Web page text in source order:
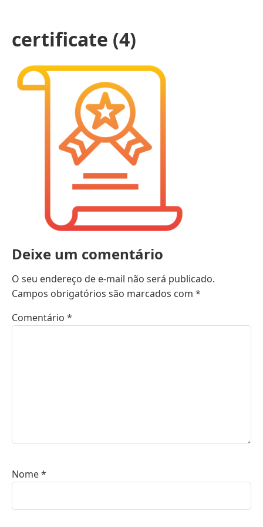
certificate (4)
Deixe um comentário
O seu endereço de e-mail não será publicado.
Campos obrigatórios são marcados com *
Comentário *
Nome*